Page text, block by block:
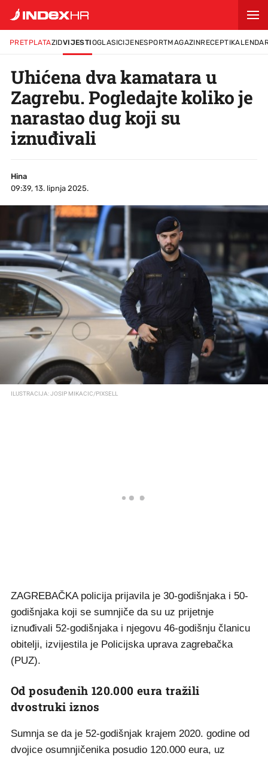
PRETPLATAZIDVIJESTIOGLASICIJENESPORTMAGAZINRECEPTI
Uhićena dva kamatara u
Zagrebu. Pogledajte koliko je
narastao dug koji su
iznuđivali
Hina
09:39, 13. lipnja 2025.
ILUSTRACIJA: JOSIP MIKACIC/PIXSELL
ZAGREBAČKA policija prijavila je 30-godišnjaka i 50-
godišnjaka koji se sumnjiče da su uz prijetnje
iznuđivali 52-godišnjaka i njegovu 46-godišnju članicu
obitelji, izvijestila je Policijska uprava zagrebačka
(PUZ).
Od posuđenih 120.000 eura tražili
dvostruki iznos
Sumnja se da je 52-godišnjak krajem 2020. godine od
dvojice osumnjičenika posudio 120.000 eura, uz